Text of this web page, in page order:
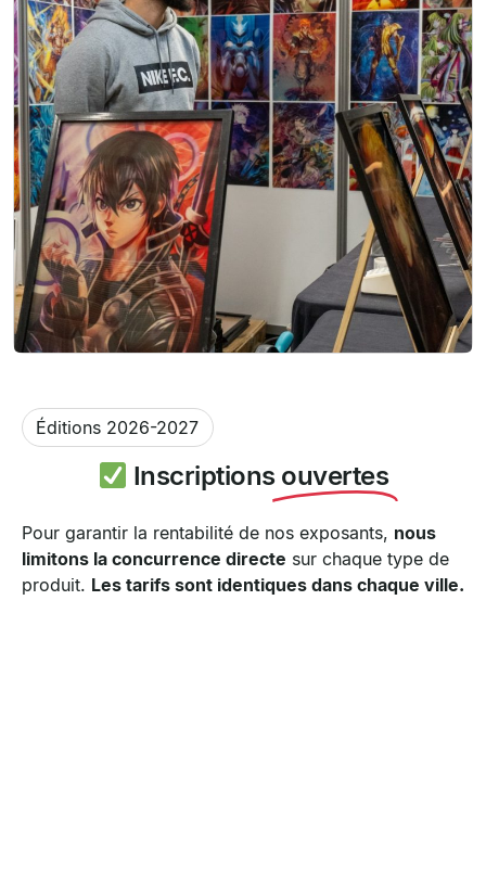
Éditions 2026-2027
Inscriptions ouvertes
Pour garantir la rentabilité de nos exposants, nous
limitons la concurrence directe sur chaque type de
produit. Les tarifs sont identiques dans chaque ville.